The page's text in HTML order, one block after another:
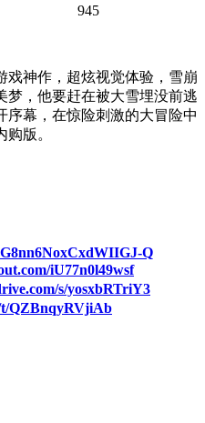
945
戏神作，超炫视觉体验，雪崩
梦，他要赶在被大雪埋没前逃
序幕，在惊险刺激的大冒险中
版。
Q
iU77n0l49wsf
s/yosxbRTriY3
t/QZBnqyRVjiAb